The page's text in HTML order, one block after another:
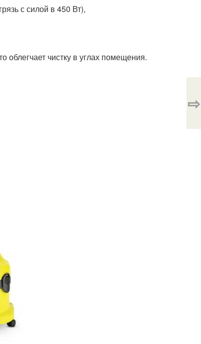
с силой в 450 Вт),
чистку в углах помещения.
⇨